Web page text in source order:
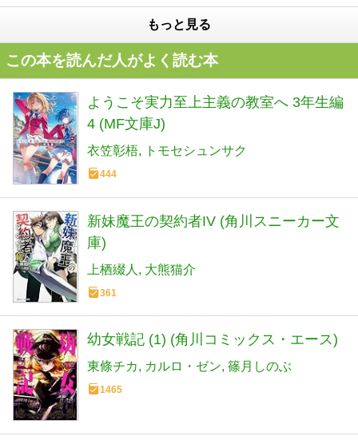
もっと見る
この本を読んだ人がよく読む本
ようこそ実力至上主義の教室へ 3年生編
4 (MF文庫J)
衣笠彰梧 トモセシュンサク
444
新妹魔王の契約者IV (角川スニーカー文
庫)
上栖綴人 大熊猫介
361
幼女戦記 (1) (角川コミックス・エース)
東條チカ カルロ・ゼン 篠月しのぶ
1465